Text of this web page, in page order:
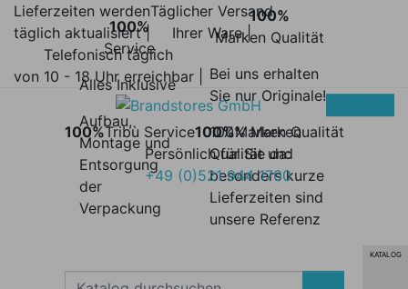
Lieferzeiten werden
täglich aktualisiert |
Täglicher Versand
Ihrer Ware |
Telefonisch täglich
von 10 - 18 Uhr erreichbar |
100%Tribù Service
100%
Service
Alles Inklusive
Aufbau,
Montage und
Entsorgung
der
Verpackung
100%Marken Qualität
100%
Marken Qualität
Bei uns erhalten
Sie nur Originale!
100% Marken
Qualität und
besonders kurze
Lieferzeiten sind
unsere Referenz
Persönlich für Sie da:
+49 (0)521 944 1700
KATALOG